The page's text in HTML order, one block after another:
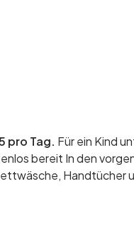
pro Tag. Für ein Kind
bereit In den
Handtücher